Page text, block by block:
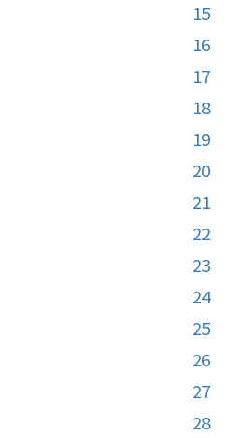
15
16
17
18
19
20
21
22
23
24
25
26
27
28